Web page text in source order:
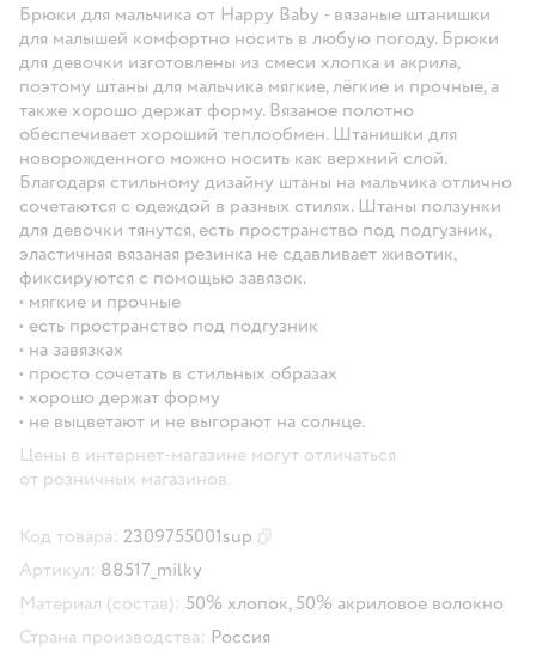
Брюки для мальчика от Happy Baby - вязаные штанишки
для малышей комфортно носить в любую погоду. Брюки
для девочки изготовлены из смеси хлопка и акрила,
поэтому штаны для мальчика мягкие, лёгкие и прочные, а
также хорошо держат форму. Вязаное полотно
обеспечивает хороший теплообмен. Штанишки для
новорожденного можно носить как верхний слой.
Благодаря стильному дизайну штаны на мальчика отлично
сочетаются с одеждой в разных стилях. Штаны ползунки
для девочки тянутся, есть пространство под подгузник,
эластичная вязаная резинка не сдавливает животик,
фиксируются с помощью завязок.
• мягкие и прочные
• есть пространство под подгузник
• на завязках
• просто сочетать в стильных образах
• хорошо держат форму
• не выцветают и не выгорают на солнце.
Цены в интернет-магазине могут отличаться
от розничных магазинов.
Код товара: 2309755001sup
Артикул: 88517_milky
Материал (состав): 50% хлопок, 50% акриловое волокно
Страна производства: Россия